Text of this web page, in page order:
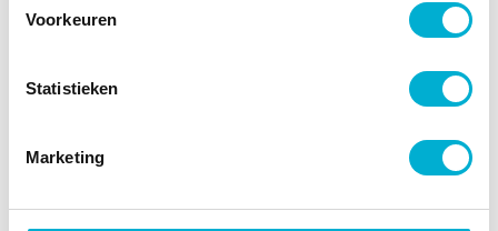
Voorkeuren
Statistieken
Marketing
Efficiëntie
Compatibiliteit